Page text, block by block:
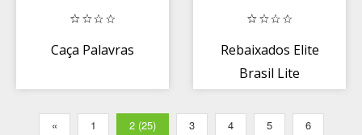
Caça Palavras
Rebaixados Elite
Brasil Lite
« 1 2 (25) 3 4 5
6